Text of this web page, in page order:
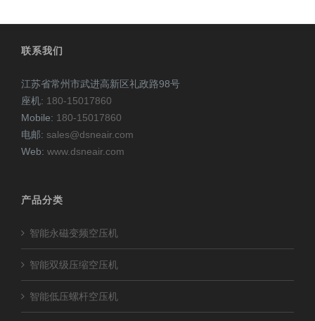
联系我们
江苏省常州市武进高新区礼政路98号
座机: 180-15017860
Mobile: 180-15017860
电邮: sales@dsneair.com
Web: www.dsneair.com
产品分类
智能永磁变频空压机
智能双级压缩空压机
智能低压螺杆空压机